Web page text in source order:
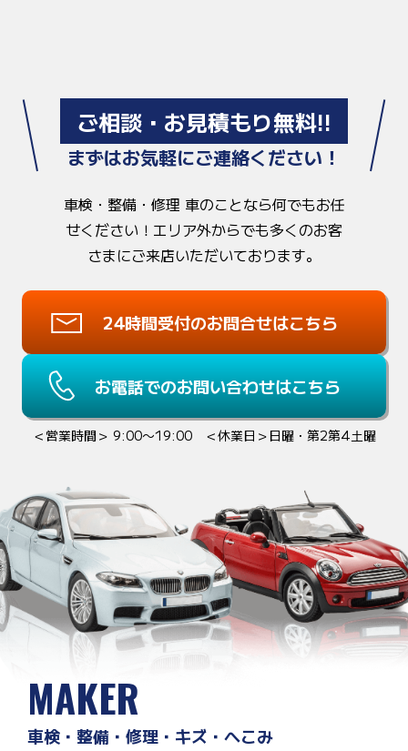
ご相談・お見積もり無料!!
まずはお気軽にご連絡ください！
車検・整備・修理 車のことなら何でもお任
せください！ エリア外からでも多くのお客
さまにご来店いただいております。
24時間受付のお問合せはこちら
お電話でのお問い合わせはこちら
＜営業時間＞ 9:00〜19:00 ＜休業日＞日曜・第2第4土曜
MAKER
車検・整備・修理・キズ・へこみ